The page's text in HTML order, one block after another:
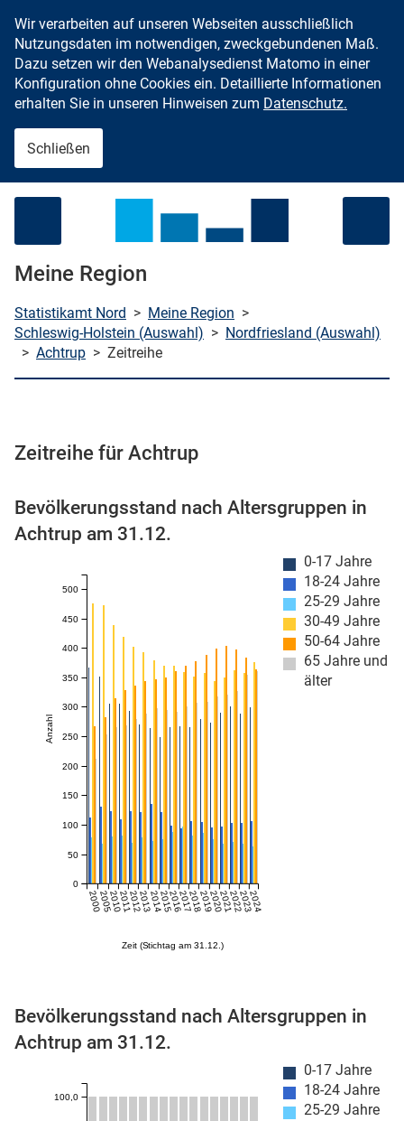
Zum Inhalt springen
(Mikrozensus)
Wir verarbeiten auf unseren Webseiten ausschließlich
Nutzungsdaten im notwendigen, zweckgebundenen Maß.
Dazu setzen wir den Webanalysedienst Matomo in einer
Konfiguration ohne Cookies ein. Detaillierte Informationen
erhalten Sie in unseren Hinweisen zum Datenschutz.
Schließen
Meine Region
Statistikamt Nord > Meine Region >
Schleswig-Holstein (Auswahl) > Nordfriesland (Auswahl)
> Achtrup > Zeitreihe
Zeitreihe für Achtrup
Bevölkerungsstand nach Altersgruppen in
Achtrup am 31.12.
0-17 Jahre
18-24 Jahre
25-29 Jahre
30-49 Jahre
50-64 Jahre
65 Jahre und
älter
Zeit (Stichtag am 31.12.)
20002005201020112012201320142015201620172018201920202021202220232024
Anzahl
0
50
100
150
200
250
300
350
400
450
500
Bevölkerungsstand nach Altersgruppen in
Achtrup am 31.12.
0-17 Jahre
18-24 Jahre
25-29 Jahre
100,0